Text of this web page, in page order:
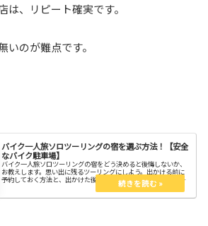
は、リピート確実です。
いのが難点です。
バイク一人旅ソロツーリングの宿を選ぶ方法！【安全
なバイク駐車場】
バイク一人旅ソロツーリングの宿をどう決めると後悔しないか、
お教えします。思い出に残るツーリングにしよう。出かける前に
予約しておく方法と、出かけた後に辿り着いた場所で探す方法が
あります。それぞれどんな宿を、どんな基準で選ぶのがいいので